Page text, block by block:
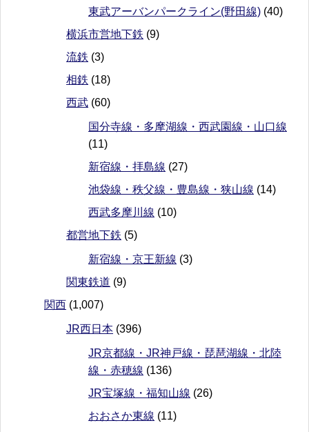
東武アーバンパークライン(野田線) (40)
横浜市営地下鉄 (9)
流鉄 (3)
相鉄 (18)
西武 (60)
国分寺線・多摩湖線・西武園線・山口線
(11)
新宿線・拝島線 (27)
池袋線・秩父線・豊島線・狭山線 (14)
西武多摩川線 (10)
都営地下鉄 (5)
新宿線・京王新線 (3)
関東鉄道 (9)
関西 (1,007)
JR西日本 (396)
JR京都線・JR神戸線・琵琶湖線・北陸
線・赤穂線 (136)
JR宝塚線・福知山線 (26)
おおさか東線 (11)